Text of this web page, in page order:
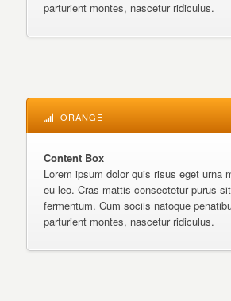
parturient montes, nascetur ridiculus.
ORANGE
Content Box
Lorem ipsum dolor quis risus eget urna
eu leo. Cras mattis consectetur purus
fermentum. Cum sociis natoque
parturient montes, nascetur ridiculus.